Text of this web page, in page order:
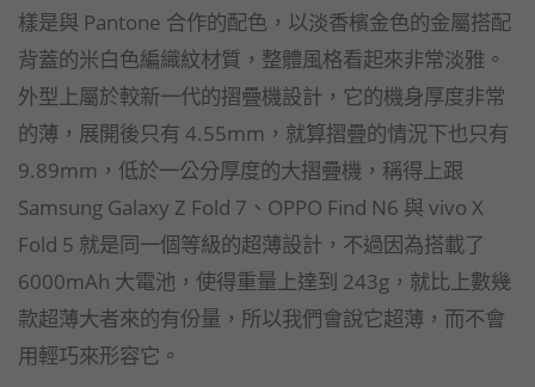
樣是與 Pantone 合作的配色，以淡香檳金色的金屬搭配
背蓋的米白色編織紋材質，整體風格看起來非常淡雅。
外型上屬於較新一代的摺疊機設計，它的機身厚度非常
的薄，展開後只有 4.55mm，就算摺疊的情況下也只有
9.89mm，低於一公分厚度的大摺疊機，稱得上跟
Samsung Galaxy Z Fold 7、OPPO Find N6 與 vivo X
Fold 5 就是同一個等級的超薄設計，不過因為搭載了
6000mAh 大電池，使得重量上達到 243g，就比上數幾
款超薄大者來的有份量，所以我們會說它超薄，而不會
用輕巧來形容它。